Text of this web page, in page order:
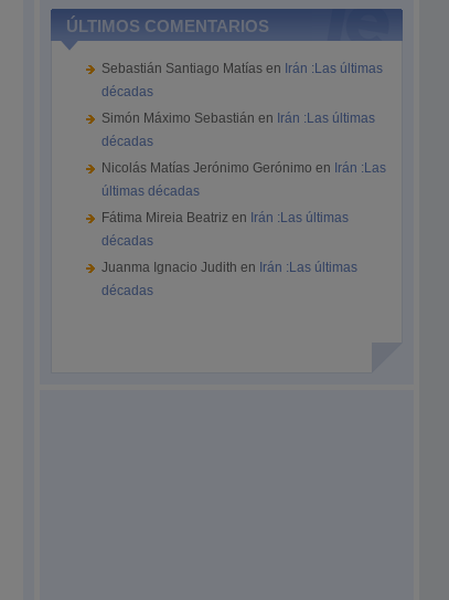
ÚLTIMOS COMENTARIOS
Sebastián Santiago Matías en Irán :Las últimas
décadas
Simón Máximo Sebastián en Irán :Las últimas
décadas
Nicolás Matías Jerónimo Gerónimo en Irán :Las
últimas décadas
Fátima Mireia Beatriz en Irán :Las últimas
décadas
Juanma Ignacio Judith en Irán :Las últimas
décadas